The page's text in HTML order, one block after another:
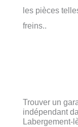
les pièces
freins..
Trouver un
indépendant
Labergement-